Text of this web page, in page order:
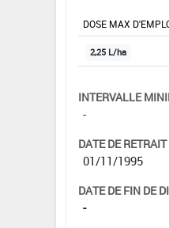
DOSE MAX
2,25 L/ha
INTERVALLE
-
DATE DE
01/11/1995
DATE DE FIN DE
-